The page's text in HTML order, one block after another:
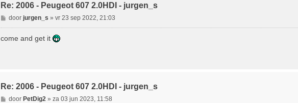
Re: 2006 - Peugeot 607 2.0HDI - jurgen_s
B
e
door jurgen_s » vr 23 sep 2022, 21:03
come and get it
Re: 2006 - Peugeot 607 2.0HDI - jurgen_s
Bdoor PetDig2 » za 03 jun 2023, 11:58